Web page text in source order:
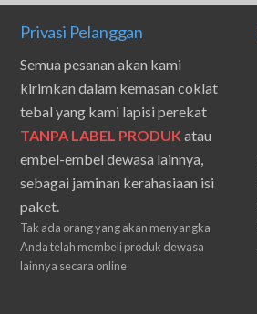
Privasi Pelanggan
Semua pesanan akan kami
kirimkan dalam kemasan coklat
tebal yang kami lapisi perekat
TANPA LABEL PRODUKatau
embel-embel dewasa lainnya,
sebagai jaminan kerahasiaan isi
paket.
Tak ada orang yang akan menyangka
Anda telah membeli produk dewasa
lainnya secara online